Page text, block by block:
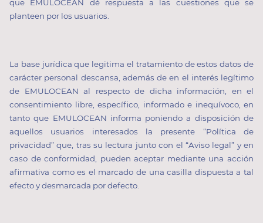
que EMULOCEAN dé respuesta a las cuestiones que se
planteen por los usuarios.
La base jurídica que legitima el tratamiento de estos datos de
carácter personal descansa, además de en el interés legítimo
de EMULOCEAN al respecto de dicha información, en el
consentimiento libre, específico, informado e inequívoco, en
tanto que EMULOCEAN informa poniendo a disposición de
aquellos usuarios interesados la presente “Política de
privacidad” que, tras su lectura junto con el “Aviso legal” y en
caso de conformidad, pueden aceptar mediante una acción
afirmativa como es el marcado de una casilla dispuesta a tal
efecto y desmarcada por defecto.